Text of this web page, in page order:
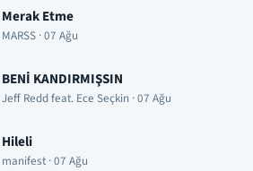
Merak Etme
MARSS · 07 Ağu
BENİ KANDIRMIŞSIN
Jeff Redd feat. Ece Seçkin · 07 Ağu
Hileli
manifest · 07 Ağu